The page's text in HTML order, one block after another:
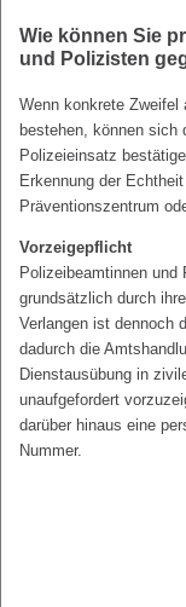
Wie können Sie
und Polizisten
Wenn konkrete Zweifel
bestehen, können sich
Polizeieinsatz
Erkennung der
Präventionszentrum
Vorzeigepflicht
Polizeibeamtinnen
grundsätzlich durch
Verlangen ist dennoch
dadurch die
Dienstausübung in
unaufgefordert
darüber hinaus eine
Nummer.